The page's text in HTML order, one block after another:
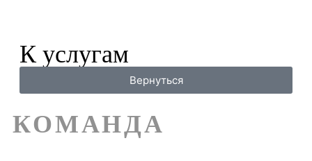
К услугам
Вернуться
КОМАНДА